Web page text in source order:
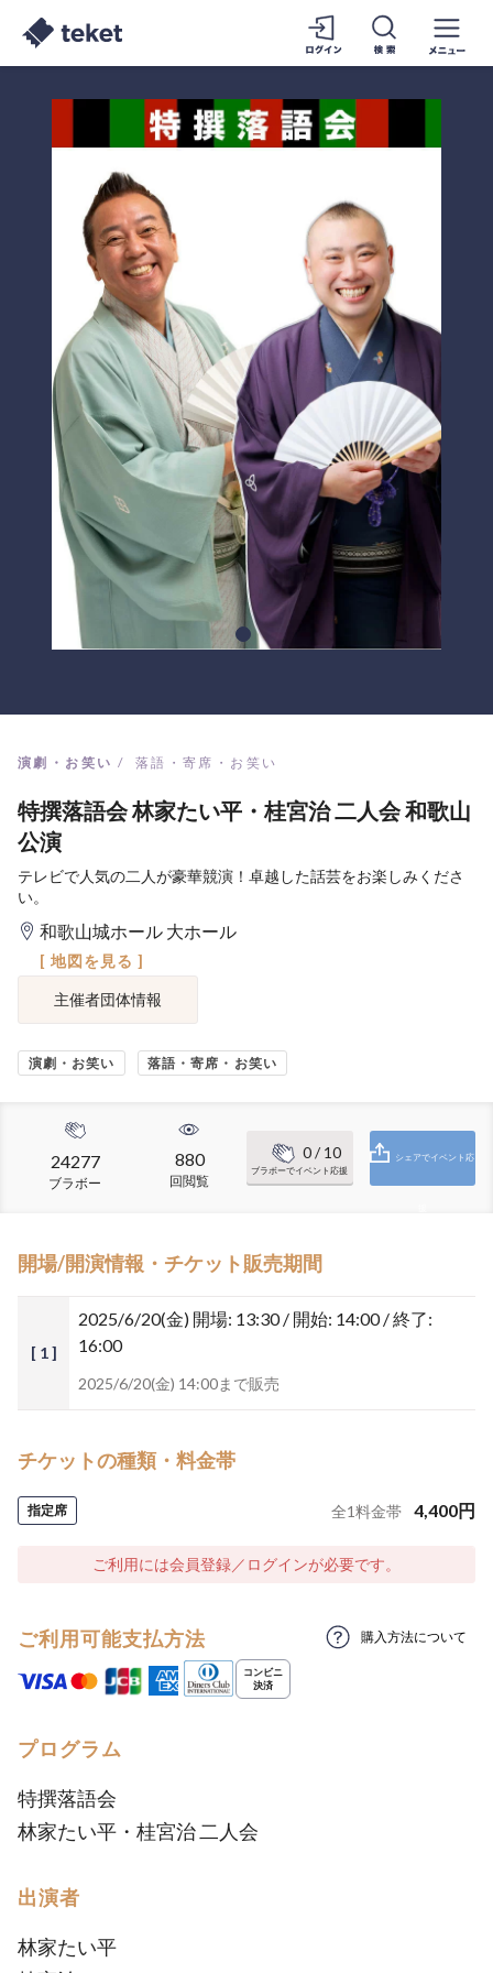
演劇・お笑い 落語・寄席・お笑い
特撰落語会 林家たい平・桂宮治 二人会 和歌山
公演
テレビで人気の二人が豪華競演！卓越した話芸をお楽しみくださ
い。
和歌山城ホール 大ホール
[ 地図を見る ]
主催者団体情報
演劇・お笑い 落語・寄席・お笑い
24277
ブラボー
880
回閲覧
0/ 10
ブラボーでイベント応援
シェアでイベント応
開場/開演情報・チケット販売期間
[ 1 ]
2025/6/20(金) 開場: 13:30 / 開始: 14:00 / 終了:
16:00
2025/6/20(金) 14:00まで販売
チケットの種類・料金帯
指定席 全1料金帯 4,400円
ご利用には会員登録／ログインが必要です。
ご利用可能支払方法 購入方法について
プログラム
特撰落語会
林家たい平・桂宮治 二人会
出演者
林家たい平